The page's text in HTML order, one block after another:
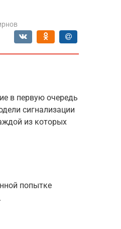
в первую очередь
сигнализации
из которых
попытке